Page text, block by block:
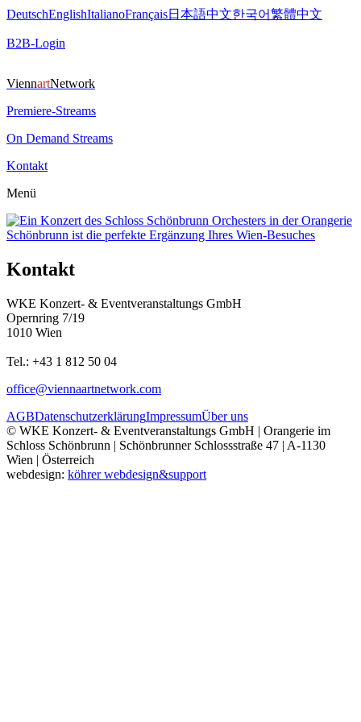
DeutschEnglishItalianoFrançais日本語中文한국어繁體中文
B2B-Login
ViennartNetwork
Premiere-Streams
On Demand Streams
Kontakt
Menü
Kontakt
WKE Konzert- & Eventveranstaltungs GmbH
Opernring 7/19
1010 Wien
Tel.: +43 1 812 50 04
office@viennaartnetwork.com
AGBDatenschutzerklärungImpressumÜber uns
© WKE Konzert- & Eventveranstaltungs GmbH | Orangerie im
Schloss Schönbrunn | Schönbrunner Schlossstraße 47 | A-1130
Wien | Österreich
webdesign: köhrer webdesign&support